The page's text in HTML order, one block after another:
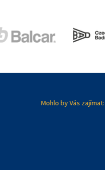
Mohlo by Vás zajímat: